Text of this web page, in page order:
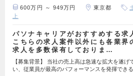
600万円 ～ 949万円 東京都
上
パソナキャリアがおすすめする求
こちらの求人案件以外にも各業界
求人を多数保有しておりま…
【募集背景】 当社の売上高は急速な拡大を遂
い、従業員が最高のパフォーマンスを発揮でき